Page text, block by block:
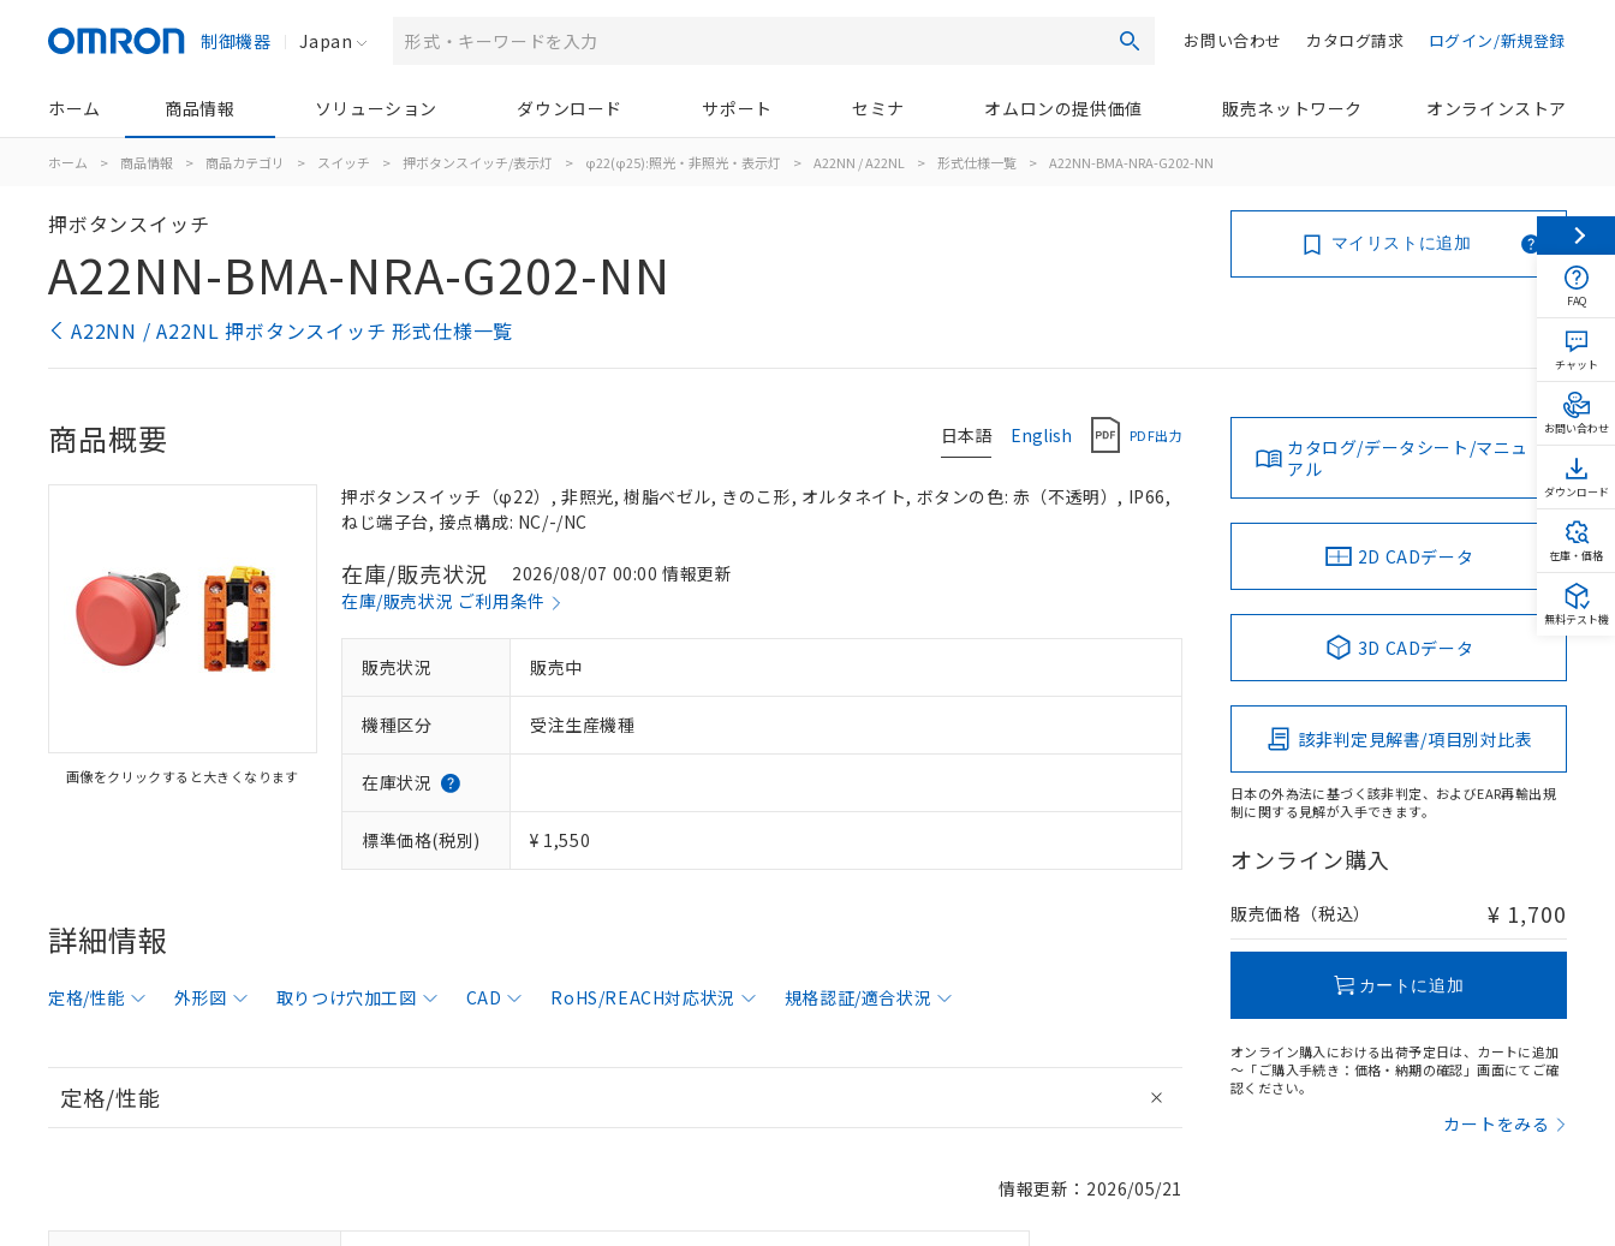
制御機器 Japan 検索 ログイン/新規登録
カタログ請求
お問い合わせ
ホーム 商品情報 ソリューション ダウンロード サポート セミナ オムロンの提供価値 販売ネットワーク オンラインストア
ホーム > 商品情報 > 商品カテゴリ > スイッチ > 押ボタンスイッチ/表示灯 > φ22(φ25):照光・非照光・表示灯 > A22NN / A22NL > 形式仕様一覧 > A22NN-BMA-NRA-G202-NN
押ボタンスイッチ
A22NN-BMA-NRA-G202-NN
A22NN / A22NL 押ボタンスイッチ 形式仕様一覧
マイリストに追加
日本語 English PDF出力
商品概要
画像をクリックすると大きくなります
押ボタンスイッチ（φ22）, 非照光, 樹脂ベゼル, きのこ形, オルタネイト, ボタンの色: 赤（不透明）, IP66,
ねじ端子台, 接点構成: NC/-/NC
在庫/販売状況
2026/08/07 00:00 情報更新
在庫/販売状況 ご利用条件
販売状況 販売中
機種区分 受注生産機種
在庫状況
標準価格(税別) ¥ 1,550
詳細情報
定格/性能 外形図 取りつけ穴加工図 CAD RoHS/REACH対応状況 規格認証/適合状況
定格/性能
情報更新：2026/05/21
カタログ/データシート/マニュ
アル
2D CADデータ
3D CADデータ
該非判定見解書/項目別対比表
日本の外為法に基づく該非判定、およびEAR再輸出規
制に関する見解が入手できます。
オンライン購入
販売価格（税込） ¥ 1,700
カートに追加
オンライン購入における出荷予定日は、カートに追加
～「ご購入手続き：価格・納期の確認」画面にてご確
認ください。
カートをみる
FAQ
チャット
お問い合わせ
ダウンロード
在庫・価格
無料テスト機